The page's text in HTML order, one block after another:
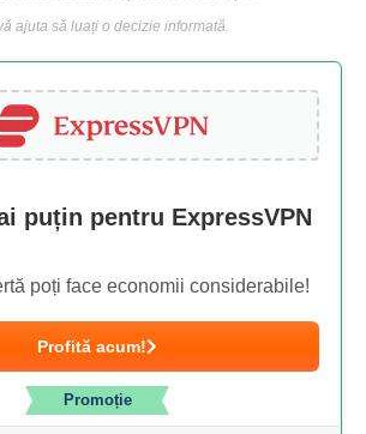
ajuta să luați o decizie informată.
puțin pentru ExpressVPN
poți face economii considerabile!
Profită acum!
Promoție